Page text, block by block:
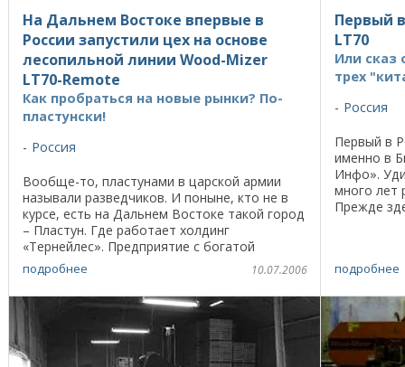
На Дальнем Востоке впервые в
России запустили цех на основе
лесопильной линии Wood-Mizer
LT70-Remote
Как пробраться на новые рынки? По-
пластунски!
Россия
Вообще-то, пластунами в царской армии
называли разведчиков. И поныне, кто не в
курсе, есть на Дальнем Востоке такой город
– Пластун. Где работает холдинг
«Тернейлес». Предприятие с богатой
историей. Крупнейший экспортер.
Поставляет щепу, клееный ...
подробнее 10.07.2006
Первый
LT70
Или сказ
трех
Россия
Первый в
именно в
Инфо».
много лет
Прежде
подробнее